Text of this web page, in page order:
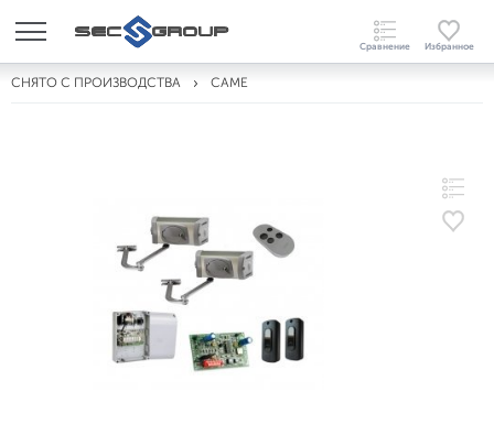
СНЯТО С ПРОИЗВОДСТВА CAME